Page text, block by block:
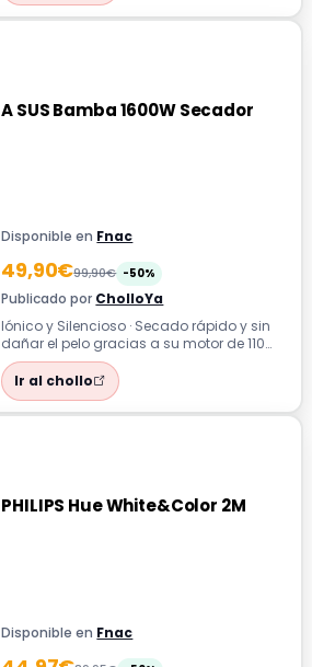
A SUS Bamba 1600W Secador
Disponible en Fnac
49,90€99,90€ -50%
Publicado por CholloYa
Iónico y Silencioso · Secado rápido y sin
dañar el pelo gracias a su motor de 110
000 rpm y tecnología iónica.
Ir al chollo
PHILIPS Hue White&Color 2M
Disponible en Fnac